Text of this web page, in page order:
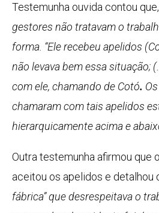
Testemunha ouvida contou que,
gestores não tratavam o
forma. “Elerecebeu apelidos
não levava bem essa situação;
com ele, chamando de Cotó. O
chamaram com tais apelidos
hierarquicamente acima e
Outra testemunha afirmou que
aceitou os apelidos e detalhou
fábrica”que desrespeitava o